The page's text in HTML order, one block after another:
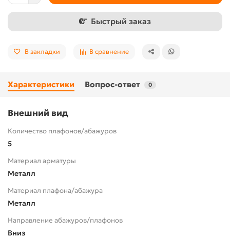
Быстрый заказ
В закладки В сравнение
Характеристики Вопрос-ответ 0
Внешний вид
Количество плафонов/абажуров
5
Материал арматуры
Металл
Материал плафона/абажура
Металл
Направление абажуров/плафонов
Вниз